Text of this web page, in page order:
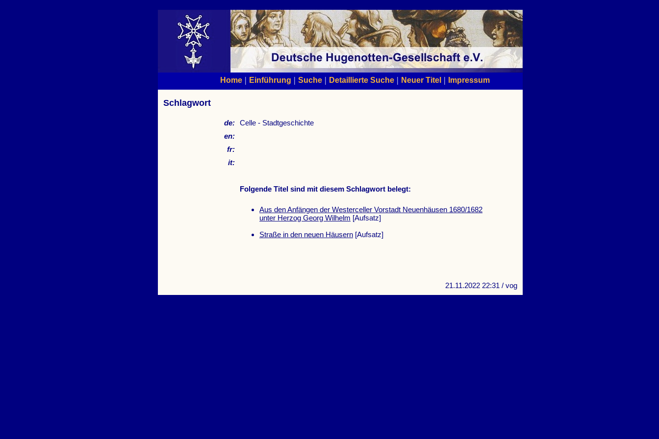
Home | Einführung | Suche | Detaillierte Suche | Neuer Titel | Impressum
Schlagwort
de: Celle - Stadtgeschichte
en:
fr:
it:
Folgende Titel sind mit diesem Schlagwort belegt:
Aus den Anfängen der Westerceller Vorstadt Neuenhäusen 1680/1682
unter Herzog Georg Wilhelm [Aufsatz]
Straße in den neuen Häusern [Aufsatz]
21.11.2022 22:31 / vog